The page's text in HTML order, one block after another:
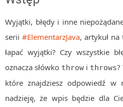
Inne
C++
Wyjątki, błędy i inne
serii #ElementarzJava, artykuł na
łapać wyjątki? Czy wszystkie
oznacza słówko throw i throws?
które znajdziesz odpowiedź w
nadzieję, że wpis będzie dla